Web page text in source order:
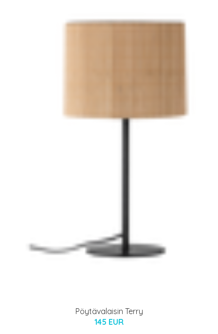
Pöytävalaisin Terry
145 EUR